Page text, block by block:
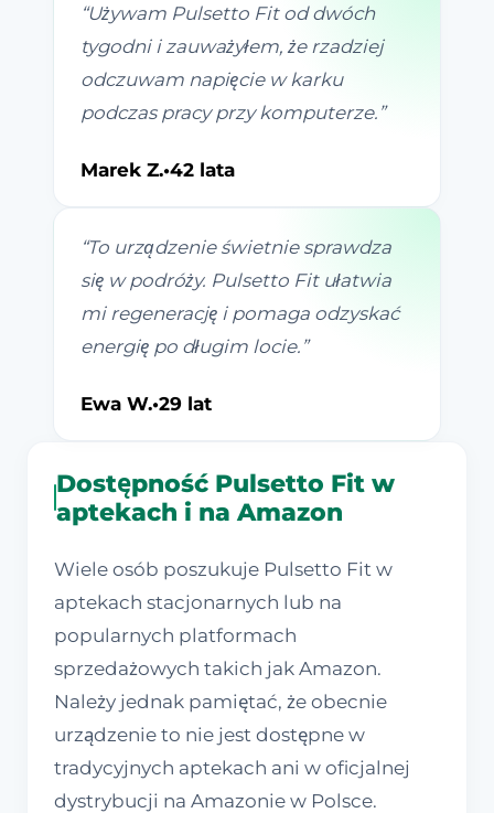
“Używam Pulsetto Fit od dwóch
tygodni i zauważyłem, że rzadziej
odczuwam napięcie w karku
podczas pracy przy komputerze. ”
Marek Z.•42 lata
“To urządzenie świetnie sprawdza
się w podróży. Pulsetto Fit ułatwia
mi regenerację i pomaga odzyskać
energię po długim locie. ”
Ewa W.•29 lat
Dostępność Pulsetto Fit w
aptekach i na Amazon
Wiele osób poszukuje Pulsetto Fit w
aptekach stacjonarnych lub na
popularnych platformach
sprzedażowych takich jak Amazon.
Należy jednak pamiętać, że obecnie
urządzenie to nie jest dostępne w
tradycyjnych aptekach ani w oficjalnej
dystrybucji na Amazonie w Polsce.